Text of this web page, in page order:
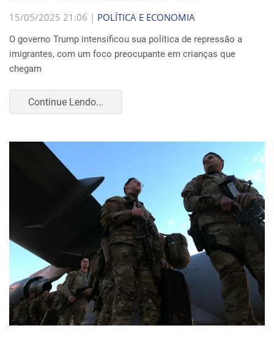
15/05/2025 21:06 | POLÍTICA E ECONOMIA
O governo Trump intensificou sua política de repressão a
imigrantes, com um foco preocupante em crianças que
chegam
Continue Lendo...